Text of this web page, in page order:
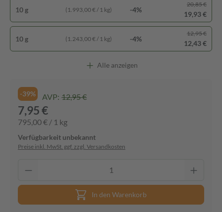
10 g (1.993,00 € / 1 kg) -4%
20,85 €
19,93 €
10 g (1.243,00 € / 1 kg) -4%
12,95 €
12,43 €
Alle anzeigen
-39% AVP: 12,95 €
7,95 €
795,00 € / 1 kg
Verfügbarkeit unbekannt
Preise inkl. MwSt. ggf. zzgl. Versandkosten
In den Warenkorb